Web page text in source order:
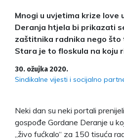
Mnogi u uvjetima krize love
Deranja htjela bi prikazati
zaštitnika radnika nego
Stara je to floskula na koju
30. ožujka 2020.
Sindikalne vijesti i socijalno
Neki dan su neki portali
gospođe Gordane Deranje u
„živo fućkalo“ za 150 tisuća